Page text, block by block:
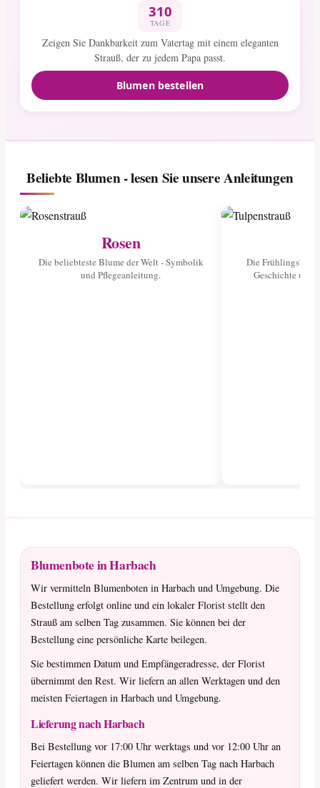
310
TAGE
Zeigen Sie Dankbarkeit zum Vatertag mit einem eleganten
Strauß, der zu jedem Papa passt.
Blumen bestellen
Beliebte Blumen - lesen Sie unsere Anleitungen
Rosen
Die beliebteste Blume der Welt - Symbolik
und Pflegeanleitung.
Die
Geschichte und
Blumenbote in Harbach
Wir vermitteln Blumenboten in Harbach und Umgebung. Die
Bestellung erfolgt online und ein lokaler Florist stellt den
Strauß am selben Tag zusammen. Sie können bei der
Bestellung eine persönliche Karte beilegen.
Sie bestimmen Datum und Empfängeradresse, der Florist
übernimmt den Rest. Wir liefern an allen Werktagen und den
meisten Feiertagen in Harbach und Umgebung.
Lieferung nach Harbach
Bei Bestellung vor 17:00 Uhr werktags und vor 12:00 Uhr an
Feiertagen können die Blumen am selben Tag nach Harbach
geliefert werden. Wir liefern im Zentrum und in der